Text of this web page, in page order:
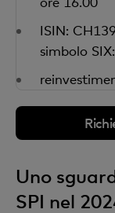
ISIN:
simbolo
Uno
SPI nel